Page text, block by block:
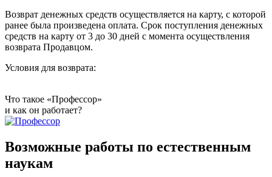
Возврат денежных средств осуществляется на карту, с которой
ранее была произведена оплата. Срок поступления денежных
средств на карту от 3 до 30 дней с момента осуществления
возврата Продавцом.
Условия для возврата:
Что такое «Профессор»
и как он работает?
Возможные работы по естественным
наукам